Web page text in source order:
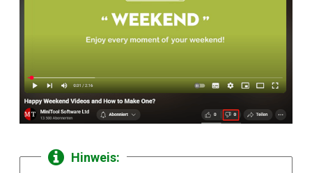
Hinweis: